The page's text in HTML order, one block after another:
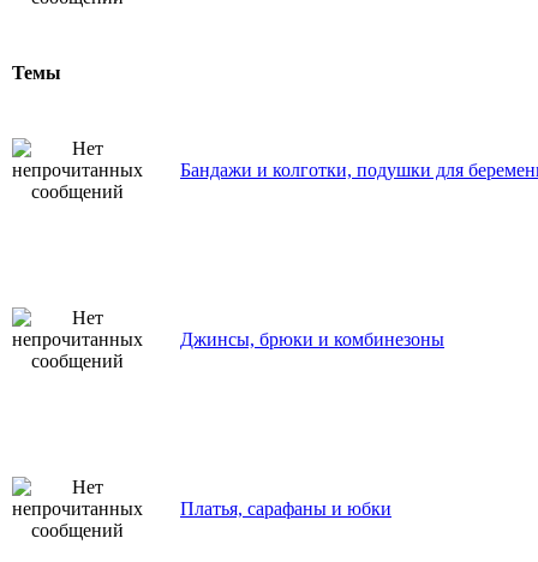
Темы
Бандажи и колготки, подушки для
Джинсы, брюки и комбинезоны
Платья, сарафаны и юбки